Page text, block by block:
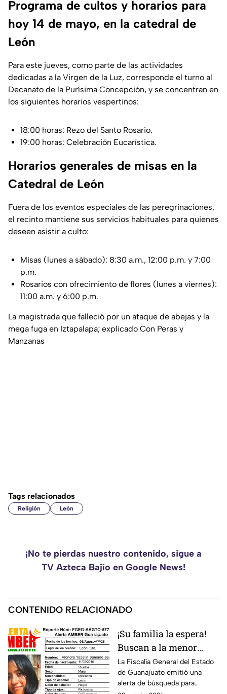
Programa de cultos y horarios para
hoy 14 de mayo, en la catedral de
León
Para este jueves, como parte de las actividades
dedicadas a la Virgen de la Luz, corresponde el turno al
Decanato de la Purísima Concepción, y se concentran en
los siguientes horarios vespertinos:
18:00 horas: Rezo del Santo Rosario.
19:00 horas: Celebración Eucarística.
Horarios generales de misas en la
Catedral de León
Fuera de los eventos especiales de las peregrinaciones,
el recinto mantiene sus servicios habituales para quienes
deseen asistir a culto:
Misas (lunes a sábado): 8:30 a.m., 12:00 p.m. y 7:00
p.m.
Rosarios con ofrecimiento de flores (lunes a viernes):
11:00 a.m. y 6:00 p.m.
La magistrada que falleció por un ataque de abejas y la
mega fuga en Iztapalapa; explicado Con Peras y
Manzanas
Tags relacionados
Religión León
¡No te pierdas nuestro contenido, sigue a
TV Azteca Bajío en Google News!
CONTENIDO RELACIONADO
¡Su familia la espera!
Buscan a la menor
Alondra Yoselin
Samano Segura
desaparecida en León
La Fiscalía General del Estado
de Guanajuato emitió una
alerta de búsqueda para